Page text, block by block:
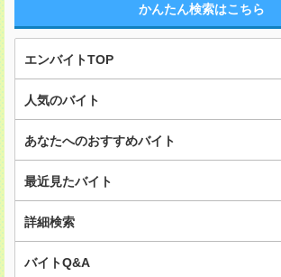
かんたん検索はこちら
エンバイトTOP
人気のバイト
あなたへのおすすめバイト
最近見たバイト
詳細検索
バイトQ&A